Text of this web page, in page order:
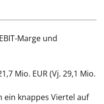
Marge und
Mio. EUR (Vj. 29,1 Mio.
ein knappes Viertel auf